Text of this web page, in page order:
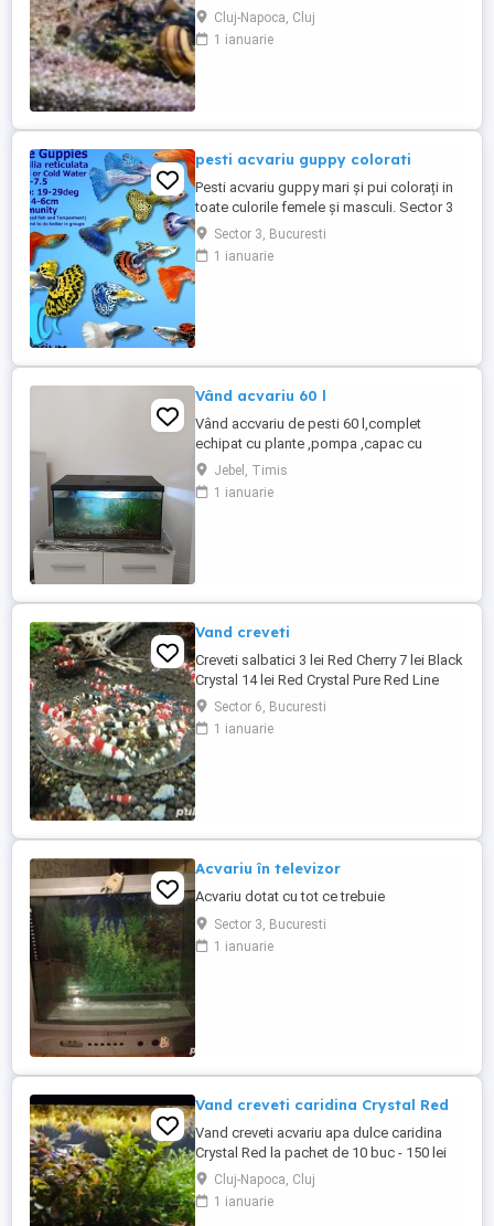
buc - 120 lei pachet. Ofer bonus 1 bucata
la fiecare pachet complet cumparat plus
cativa melci ramshorn red. Video aici: Sunt
Cluj-Napoca, Cluj
1 ianuarie
pesti acvariu guppy colorati
Pesti acvariu guppy mari și pui colorați in
toate culorile femele și masculi. Sector 3
Sector 3, Bucuresti
1 ianuarie
Vând acvariu 60 l
Vând accvariu de pesti 60 l,complet
echipat cu plante ,pompa ,capac cu
lumina led,cutie maternitate si 60 de pesti
xipho.Pret 500 ron.Tel
Jebel, Timis
1 ianuarie
Vand creveti
Creveti salbatici 3 lei Red Cherry 7 lei Black
Crystal 14 lei Red Crystal Pure Red Line
Blue Bolt, Nanashi Gene Metalic, Red
Fancy Tiger 13 lei Black Fancy Tiger
Taitibee Galaxy Black gene Boa Blue
Sector 6, Bucuresti
1 ianuarie
Acvariu în televizor
Acvariu dotat cu tot ce trebuie
Sector 3, Bucuresti
1 ianuarie
Vand creveti caridina Crystal Red
Vand creveti acvariu apa dulce caridina
Crystal Red la pachet de 10 buc - 150 lei
pachet. Bonus 1 bucata la fiecare pachet
complet cumparat. Alte detalii in poze sau
in privat. Sunt crescuti si înmultiti de mine
Cluj-Napoca, Cluj
1 ianuarie